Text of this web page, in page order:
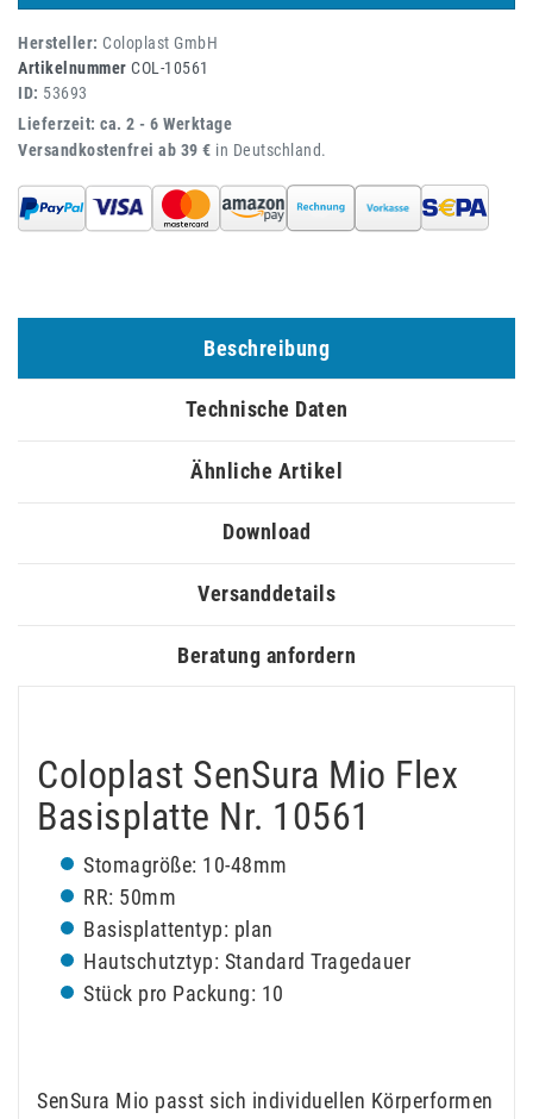
Hersteller: Coloplast GmbH
Artikelnummer COL-10561
ID: 53693
Lieferzeit: ca. 2 - 6 Werktage
Versandkostenfrei ab 39 € in Deutschland.
Beschreibung
Technische Daten
Ähnliche Artikel
Download
Versanddetails
Beratung anfordern
Coloplast SenSura Mio Flex
Basisplatte Nr. 10561
Stomagröße: 10-48mm
RR: 50mm
Basisplattentyp: plan
Hautschutztyp: Standard Tragedauer
Stück pro Packung: 10
SenSura Mio passt sich individuellen Körperformen